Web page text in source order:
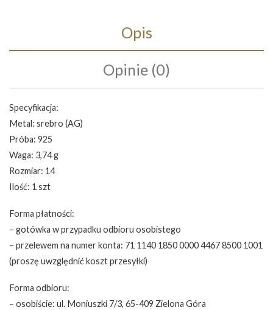
Opis
Opinie (0)
Specyfikacja:
Metal: srebro (AG)
Próba: 925
Waga: 3,74 g
Rozmiar: 14
Ilość: 1 szt
Forma płatności:
– gotówka w przypadku odbioru osobistego
– przelewem na numer konta: 71 1140 1850 0000 4467 8500 1001
(proszę uwzględnić koszt przesyłki)
Forma odbioru:
– osobiście: ul. Moniuszki 7/3, 65-409 Zielona Góra